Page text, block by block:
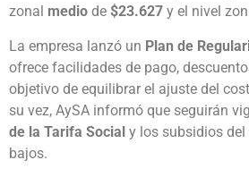
zonal medio de $23.627 y el nivel
La empresa lanzó un Plan de
ofrece facilidades de pago,
objetivo de equilibrar el ajuste del
su vez, AySA informó que seguirán
de la Tarifa Social y los subsidios
bajos.